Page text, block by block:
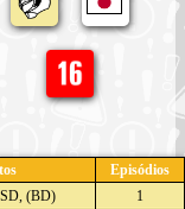
Episódios
(BD) 1